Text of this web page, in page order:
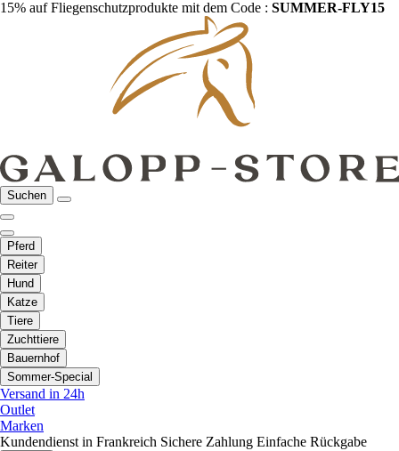
15% auf Fliegenschutzprodukte mit dem Code : SUMMER-FLY15
Suchen
Pferd
Reiter
Hund
Katze
Tiere
Zuchttiere
Bauernhof
Sommer-Special
Versand in 24h
Outlet
Marken
Kundendienst in Frankreich Sichere Zahlung Einfache Rückgabe